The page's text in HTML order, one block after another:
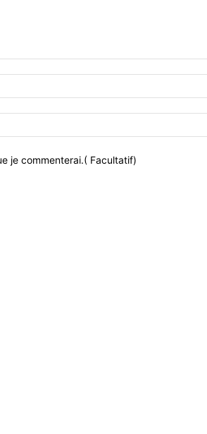
je commenterai.( Facultatif)